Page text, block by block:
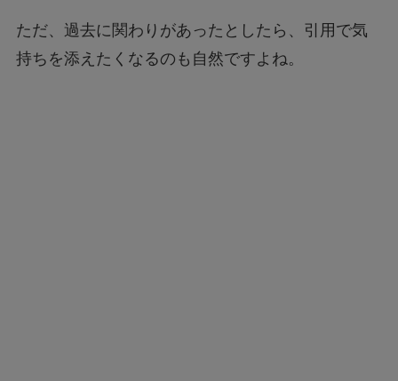
ただ、過去に関わりがあったとしたら、引用で気
持ちを添えたくなるのも自然ですよね。